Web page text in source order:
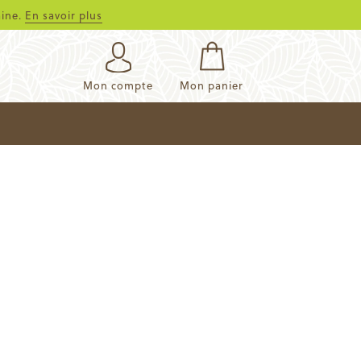
En savoir plus
Mon panier
Mon compte